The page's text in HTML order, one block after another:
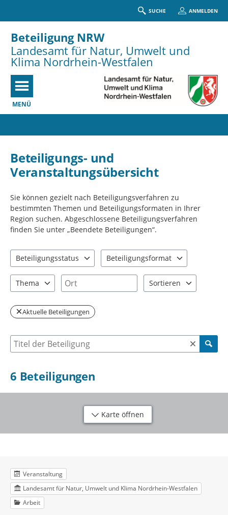
SUCHE ANMELDEN
Beteiligung NRW
Landesamt für Natur, Umwelt und
Klima Nordrhein-Westfalen
MENÜ
Beteiligungs- und
Veranstaltungsübersicht
Sie können gezielt nach Beteiligungsverfahren zu
bestimmten Themen und Beteiligungsformaten in Ihrer
Region suchen. Abgeschlossene Beteiligungsverfahren
finden Sie unter „Beendete Beteiligungen“.
Beteiligungsstatus
Beteiligungsformat
Thema
Ort
Sortieren
Aktuelle Beteiligungen
Suche nach Beteiligung
6 Beteiligungen
Karte öffnen
Veranstaltung
Landesamt für Natur, Umwelt und Klima Nordrhein-Westfalen
Arbeit